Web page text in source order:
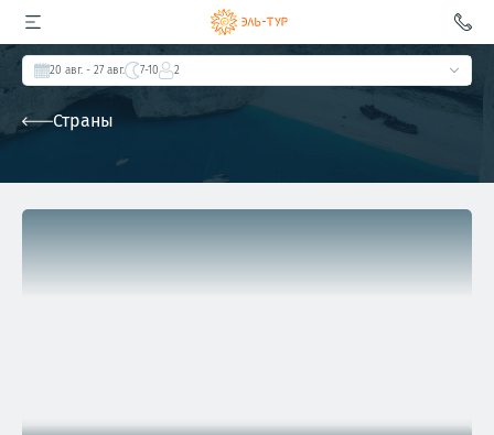
20 авг. - 27 авг. 7-10 2
Страны